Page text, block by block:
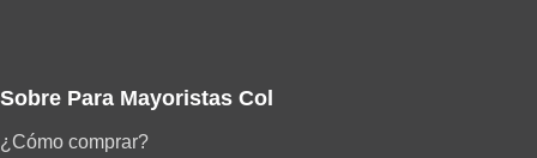
Sobre Para Mayoristas Col
¿Cómo comprar?